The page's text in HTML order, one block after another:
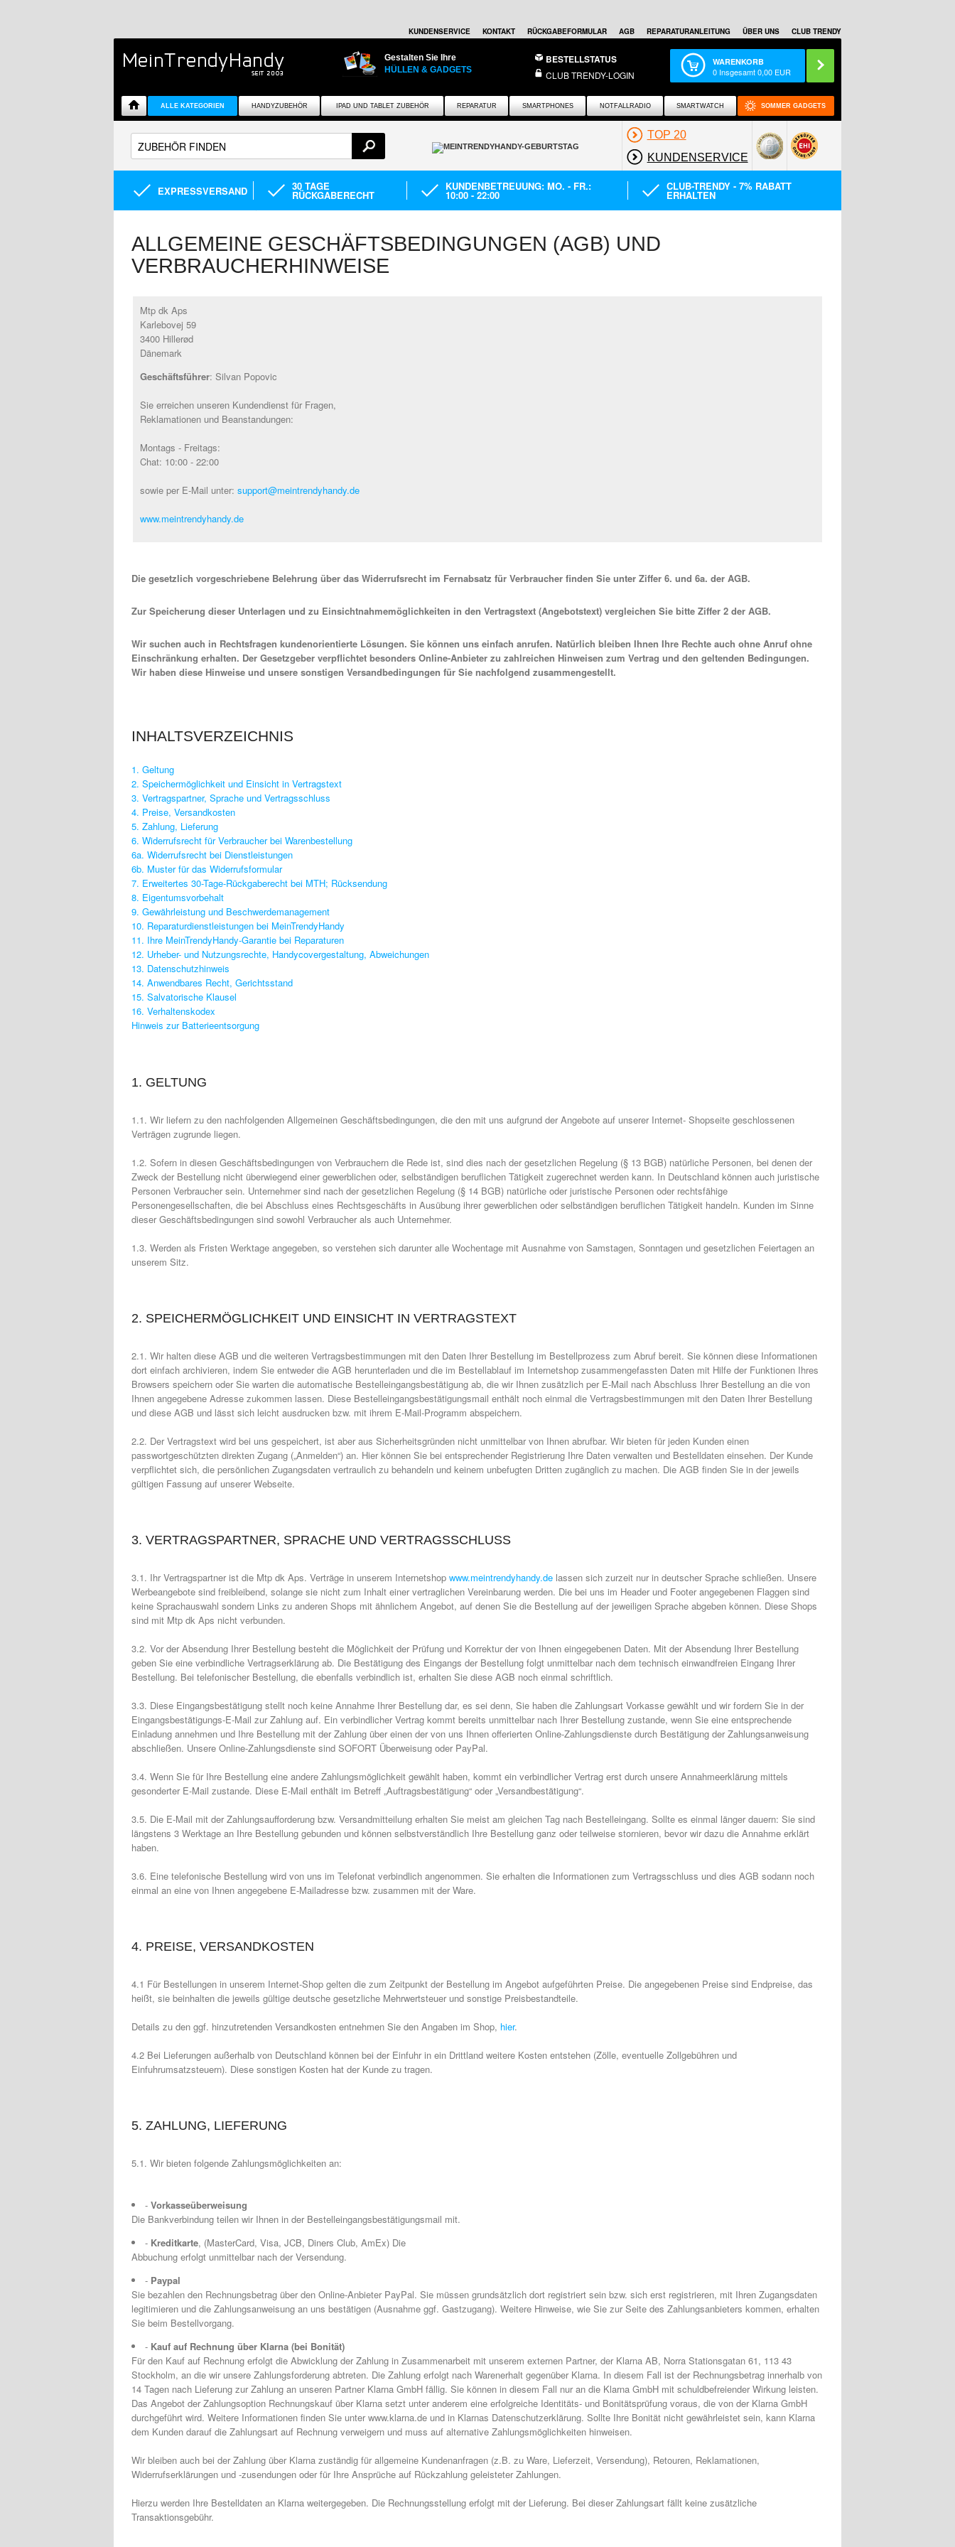
KUNDENSERVICE KONTAKT RÜCKGABEFORMULAR AGB REPARATURANLEITUNG ÜBER UNS CLUB TRENDY
Gestalten Sie Ihre
HÜLLEN & GADGETS
BESTELLSTATUS
CLUB TRENDY-LOGIN
WARENKORB
0 Insgesamt0,00 EUR
ALLE KATEGORIEN HANDYZUBEHÖR IPAD UND TABLET ZUBEHÖR REPARATUR SMARTPHONES NOTFALLRADIO SMARTWATCH SOMMER GADGETS
TOP 20
KUNDENSERVICE
EXPRESSVERSAND 30 TAGE
RÜCKGABERECHT
KUNDENBETREUUNG: MO. - FR.:
10:00 - 22:00
CLUB-TRENDY - 7% RABATT
ERHALTEN
ALLGEMEINE GESCHÄFTSBEDINGUNGEN (AGB) UND
VERBRAUCHERHINWEISE
Mtp dk Aps
Karlebovej 59
3400 Hillerød
Dänemark
Geschäftsführer: Silvan Popovic
Sie erreichen unseren Kundendienst für Fragen,
Reklamationen und Beanstandungen:
Montags - Freitags:
Chat: 10:00 - 22:00
sowie per E-Mail unter: support@meintrendyhandy.de
www.meintrendyhandy.de
Die gesetzlich vorgeschriebene Belehrung über das Widerrufsrecht im Fernabsatz für Verbraucher finden Sie unter Ziffer 6. und 6a. der AGB.
Zur Speicherung dieser Unterlagen und zu Einsichtnahmemöglichkeiten in den Vertragstext (Angebotstext) vergleichen Sie bitte Ziffer 2 der AGB.
Wir suchen auch in Rechtsfragen kundenorientierte Lösungen. Sie können uns einfach anrufen. Natürlich bleiben Ihnen Ihre Rechte auch ohne Anruf ohne
Einschränkung erhalten. Der Gesetzgeber verpflichtet besonders Online-Anbieter zu zahlreichen Hinweisen zum Vertrag und den geltenden Bedingungen.
Wir haben diese Hinweise und unsere sonstigen Versandbedingungen für Sie nachfolgend zusammengestellt.
INHALTSVERZEICHNIS
1. Geltung
2. Speichermöglichkeit und Einsicht in Vertragstext
3. Vertragspartner, Sprache und Vertragsschluss
4. Preise, Versandkosten
5. Zahlung, Lieferung
6. Widerrufsrecht für Verbraucher bei Warenbestellung
6a. Widerrufsrecht bei Dienstleistungen
6b. Muster für das Widerrufsformular
7. Erweitertes 30-Tage-Rückgaberecht bei MTH; Rücksendung
8. Eigentumsvorbehalt
9. Gewährleistung und Beschwerdemanagement
10. Reparaturdienstleistungen bei MeinTrendyHandy
11. Ihre MeinTrendyHandy-Garantie bei Reparaturen
12. Urheber- und Nutzungsrechte, Handycovergestaltung, Abweichungen
13. Datenschutzhinweis
14. Anwendbares Recht, Gerichtsstand
15. Salvatorische Klausel
16. Verhaltenskodex
Hinweis zur Batterieentsorgung
1. GELTUNG
1.1. Wir liefern zu den nachfolgenden Allgemeinen Geschäftsbedingungen, die den mit uns aufgrund der Angebote auf unserer Internet- Shopseite geschlossenen
Verträgen zugrunde liegen.
1.2. Sofern in diesen Geschäftsbedingungen von Verbrauchern die Rede ist, sind dies nach der gesetzlichen Regelung (§ 13 BGB) natürliche Personen, bei denen der
Zweck der Bestellung nicht überwiegend einer gewerblichen oder, selbständigen beruflichen Tätigkeit zugerechnet werden kann. In Deutschland können auch juristische
Personen Verbraucher sein. Unternehmer sind nach der gesetzlichen Regelung (§ 14 BGB) natürliche oder juristische Personen oder rechtsfähige
Personengesellschaften, die bei Abschluss eines Rechtsgeschäfts in Ausübung ihrer gewerblichen oder selbständigen beruflichen Tätigkeit handeln. Kunden im Sinne
dieser Geschäftsbedingungen sind sowohl Verbraucher als auch Unternehmer.
1.3. Werden als Fristen Werktage angegeben, so verstehen sich darunter alle Wochentage mit Ausnahme von Samstagen, Sonntagen und gesetzlichen Feiertagen an
unserem Sitz.
2. SPEICHERMÖGLICHKEIT UND EINSICHT IN VERTRAGSTEXT
2.1. Wir halten diese AGB und die weiteren Vertragsbestimmungen mit den Daten Ihrer Bestellung im Bestellprozess zum Abruf bereit. Sie können diese Informationen
dort einfach archivieren, indem Sie entweder die AGB herunterladen und die im Bestellablauf im Internetshop zusammengefassten Daten mit Hilfe der Funktionen Ihres
Browsers speichern oder Sie warten die automatische Bestelleingangsbestätigung ab, die wir Ihnen zusätzlich per E-Mail nach Abschluss Ihrer Bestellung an die von
Ihnen angegebene Adresse zukommen lassen. Diese Bestelleingangsbestätigungsmail enthält noch einmal die Vertragsbestimmungen mit den Daten Ihrer Bestellung
und diese AGB und lässt sich leicht ausdrucken bzw. mit ihrem E-Mail-Programm abspeichern.
2.2. Der Vertragstext wird bei uns gespeichert, ist aber aus Sicherheitsgründen nicht unmittelbar von Ihnen abrufbar. Wir bieten für jeden Kunden einen
passwortgeschützten direkten Zugang („Anmelden“) an. Hier können Sie bei entsprechender Registrierung Ihre Daten verwalten und Bestelldaten einsehen. Der Kunde
verpflichtet sich, die persönlichen Zugangsdaten vertraulich zu behandeln und keinem unbefugten Dritten zugänglich zu machen. Die AGB finden Sie in der jeweils
gültigen Fassung auf unserer Webseite.
3. VERTRAGSPARTNER, SPRACHE UND VERTRAGSSCHLUSS
3.1. Ihr Vertragspartner ist die Mtp dk Aps. Verträge in unserem Internetshop www.meintrendyhandy.de lassen sich zurzeit nur in deutscher Sprache schließen. Unsere
Werbeangebote sind freibleibend, solange sie nicht zum Inhalt einer vertraglichen Vereinbarung werden. Die bei uns im Header und Footer angegebenen Flaggen sind
keine Sprachauswahl sondern Links zu anderen Shops mit ähnlichem Angebot, auf denen Sie die Bestellung auf der jeweiligen Sprache abgeben können. Diese Shops
sind mit Mtp dk Aps nicht verbunden.
3.2. Vor der Absendung Ihrer Bestellung besteht die Möglichkeit der Prüfung und Korrektur der von Ihnen eingegebenen Daten. Mit der Absendung Ihrer Bestellung
geben Sie eine verbindliche Vertragserklärung ab. Die Bestätigung des Eingangs der Bestellung folgt unmittelbar nach dem technisch einwandfreien Eingang Ihrer
Bestellung. Bei telefonischer Bestellung, die ebenfalls verbindlich ist, erhalten Sie diese AGB noch einmal schriftlich.
3.3. Diese Eingangsbestätigung stellt noch keine Annahme Ihrer Bestellung dar, es sei denn, Sie haben die Zahlungsart Vorkasse gewählt und wir fordern Sie in der
Eingangsbestätigungs-E-Mail zur Zahlung auf. Ein verbindlicher Vertrag kommt bereits unmittelbar nach Ihrer Bestellung zustande, wenn Sie eine entsprechende
Einladung annehmen und Ihre Bestellung mit der Zahlung über einen der von uns Ihnen offerierten Online-Zahlungsdienste durch Bestätigung der Zahlungsanweisung
abschließen. Unsere Online-Zahlungsdienste sind SOFORT Überweisung oder PayPal.
3.4. Wenn Sie für Ihre Bestellung eine andere Zahlungsmöglichkeit gewählt haben, kommt ein verbindlicher Vertrag erst durch unsere Annahmeerklärung mittels
gesonderter E-Mail zustande. Diese E-Mail enthält im Betreff „Auftragsbestätigung“ oder „Versandbestätigung“.
3.5. Die E-Mail mit der Zahlungsaufforderung bzw. Versandmitteilung erhalten Sie meist am gleichen Tag nach Bestelleingang. Sollte es einmal länger dauern: Sie sind
längstens 3 Werktage an Ihre Bestellung gebunden und können selbstverständlich Ihre Bestellung ganz oder teilweise stornieren, bevor wir dazu die Annahme erklärt
haben.
3.6. Eine telefonische Bestellung wird von uns im Telefonat verbindlich angenommen. Sie erhalten die Informationen zum Vertragsschluss und dies AGB sodann noch
einmal an eine von Ihnen angegebene E-Mailadresse bzw. zusammen mit der Ware.
4. PREISE, VERSANDKOSTEN
4.1 Für Bestellungen in unserem Internet-Shop gelten die zum Zeitpunkt der Bestellung im Angebot aufgeführten Preise. Die angegebenen Preise sind Endpreise, das
heißt, sie beinhalten die jeweils gültige deutsche gesetzliche Mehrwertsteuer und sonstige Preisbestandteile.
Details zu den ggf. hinzutretenden Versandkosten entnehmen Sie den Angaben im Shop, hier.
4.2 Bei Lieferungen außerhalb von Deutschland können bei der Einfuhr in ein Drittland weitere Kosten entstehen (Zölle, eventuelle Zollgebühren und
Einfuhrumsatzsteuern). Diese sonstigen Kosten hat der Kunde zu tragen.
5. ZAHLUNG, LIEFERUNG
5.1. Wir bieten folgende Zahlungsmöglichkeiten an:
- Vorkasseüberweisung
Die Bankverbindung teilen wir Ihnen in der Bestelleingangsbestätigungsmail mit.
- Kreditkarte, (MasterCard, Visa, JCB, Diners Club, AmEx) Die
Abbuchung erfolgt unmittelbar nach der Versendung.
- Paypal
Sie bezahlen den Rechnungsbetrag über den Online-Anbieter PayPal. Sie müssen grundsätzlich dort registriert sein bzw. sich erst registrieren, mit Ihren Zugangsdaten
legitimieren und die Zahlungsanweisung an uns bestätigen (Ausnahme ggf. Gastzugang). Weitere Hinweise, wie Sie zur Seite des Zahlungsanbieters kommen, erhalten
Sie beim Bestellvorgang.
- Kauf auf Rechnung über Klarna (bei Bonität)
Für den Kauf auf Rechnung erfolgt die Abwicklung der Zahlung in Zusammenarbeit mit unserem externen Partner, der Klarna AB, Norra Stationsgatan 61, 113 43
Stockholm, an die wir unsere Zahlungsforderung abtreten. Die Zahlung erfolgt nach Warenerhalt gegenüber Klarna. In diesem Fall ist der Rechnungsbetrag innerhalb von
14 Tagen nach Lieferung zur Zahlung an unseren Partner Klarna GmbH fällig. Sie können in diesem Fall nur an die Klarna GmbH mit schuldbefreiender Wirkung leisten.
Das Angebot der Zahlungsoption Rechnungskauf über Klarna setzt unter anderem eine erfolgreiche Identitäts- und Bonitätsprüfung voraus, die von der Klarna GmbH
durchgeführt wird. Weitere Informationen finden Sie unter www.klarna.de und in Klarnas Datenschutzerklärung. Sollte Ihre Bonität nicht gewährleistet sein, kann Klarna
dem Kunden darauf die Zahlungsart auf Rechnung verweigern und muss auf alternative Zahlungsmöglichkeiten hinweisen.
Wir bleiben auch bei der Zahlung über Klarna zuständig für allgemeine Kundenanfragen (z.B. zu Ware, Lieferzeit, Versendung), Retouren, Reklamationen,
Widerrufserklärungen und -zusendungen oder für Ihre Ansprüche auf Rückzahlung geleisteter Zahlungen.
Hierzu werden Ihre Bestelldaten an Klarna weitergegeben. Die Rechnungsstellung erfolgt mit der Lieferung. Bei dieser Zahlungsart fällt keine zusätzliche
Transaktionsgebühr.